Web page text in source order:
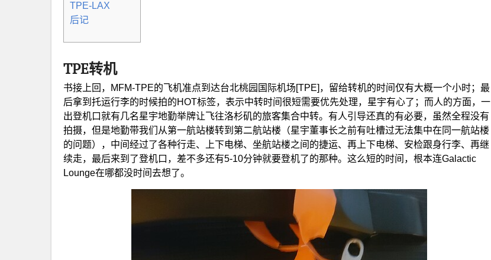
TPE-LAX
后记
TPE转机
书接上回，MFM-TPE的飞机准点到达台北桃园国际机场[TPE]，留给转机的时间仅有大概一个小时；最
后拿到托运行李的时候拍的HOT标签，表示中转时间很短需要优先处理，星宇有心了；而人的方面，一
出登机口就有几名星宇地勤举牌让飞往洛杉矶的旅客集合中转。有人引导还真的有必要，虽然全程没有
拍摄，但是地勤带我们从第一航站楼转到第二航站楼（星宇董事长之前有吐槽过无法集中在同一航站楼
的问题），中间经过了各种行走、上下电梯、坐航站楼之间的捷运、再上下电梯、安检跟身行李、再继
续走，最后来到了登机口，差不多还有5-10分钟就要登机了的那种。这么短的时间，根本连Galactic
Lounge在哪都没时间去想了。